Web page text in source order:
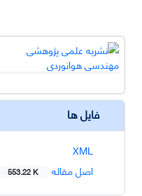
فایل ها
XML
اصل مقاله
553.22 K